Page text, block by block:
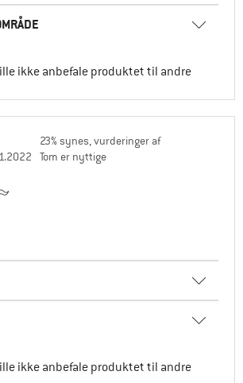
ikke anbefale produktet til andre
23% synes, vurderinger af
Tom er nyttige
ikke anbefale produktet til andre